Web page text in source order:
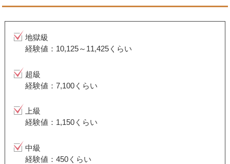
地獄級
経験値：10,125～11,425くらい
超級
経験値：7,100くらい
上級
経験値：1,150くらい
中級
経験値：450くらい